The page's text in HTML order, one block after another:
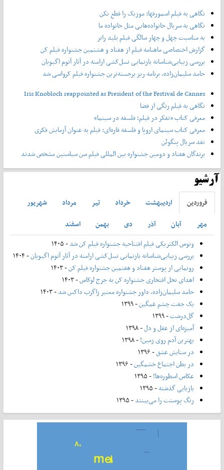
نگاهی به فیلم اسمورفها: موزیک را قطع نکن
نگاهی به سریال خانواده‌هایی مثل خانواده ما
به مناسبت چهل و چهار سالگی فیلم بلید رانر
گزارش اختصاصی ماهنامه فیلم از هفتاد و هشتمین جشنواره فیلم کن
بررسی زیبایی‌شناسانه بازنمایی نسل‌کشی ارامنه در آثار آتوم اگیویان
حامد سلیمان‌زاده، برنامه ریز برجسته‌ترین جشنواره فیلم کرواسی شد
Iris Knobloch reappointed as President of the Festival de Cannes
نگاهی به فیلم رنگی از فضا
معرفی کتاب «تفکر در فیلم؛ فلسفه در سینما»
معرفی کتاب سینمای اروپا و فلسفه قاره‌ای: فیلم به عنوان آزمایش فکری
نقد سریال پنگوئن
برندگان هفتاد و دومین جشنواره بین المللی فیلم سن سباستین مشخص شدند
آرشیو
فروردين ارديبهشت خرداد تير مرداد
شهريور
مهر
آبان آذر دی بهمن
اسفند
ونوس الکتریکی فیلم افتتاحیه جشنواره فیلم کن شد- ۱۴۰۵
بررسی زیبایی‌شناسانه بازنمایی نسل‌کشی ارامنه در آثار آتوم اگیویان- ۱۴۰۴
رونمایی از پوستر هفتاد و هفتمین جشنواره فیلم کن- ۱۴۰۳
اهدای نخل افتخاری جشنواره کن به جرج لوکاس- ۱۴۰۳
حامد سلیمان‌زاده، داور جشنواره معتبر زاگرب داکس شد- ۱۴۰۳
یک جفت چشم غمگین- ۱۳۹۹
گل‌درشت- ۱۳۹۹
آمیزه‌ای از عقل و دل- ۱۳۹۸
بهترین آدم روی زمین!- ۱۳۹۸
در ستایش عشق- ۱۳۹۶
در بطن اجتماع خشمگین- ۱۳۹۶
عکاس اسطوره‌ها!- ۱۳۹۵
بازیابی گذشته- ۱۳۹۵
رنگ پوستت را می‌بینند- ۱۳۹۵